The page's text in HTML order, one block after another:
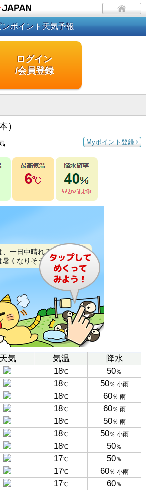
ンポイント天気予報
ログイン
/会員登録
）
Myポイント登録
、一日中晴れるでしょう。
暑くなりそうです。
天気 気温
降水
18℃ 50％
18℃ 50％ 小雨
18℃ 60％ 雨
18℃ 60％ 雨
18℃ 50％ 雨
18℃ 50％ 小雨
18℃ 50％
17℃ 50％
17℃ 60％ 小雨
17℃ 60％